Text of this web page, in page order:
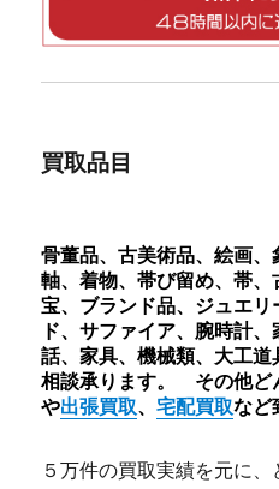
買取品目
骨董品、古美術品、絵画
軸、着物、帯び留め、帯
宝、ブランド品、ジュエ
ド、サファイア、腕時計
話、家具、機械類、大工
相談承ります。 その他ど
や出張買取、宅配買取など
５万件の買取実績を元に